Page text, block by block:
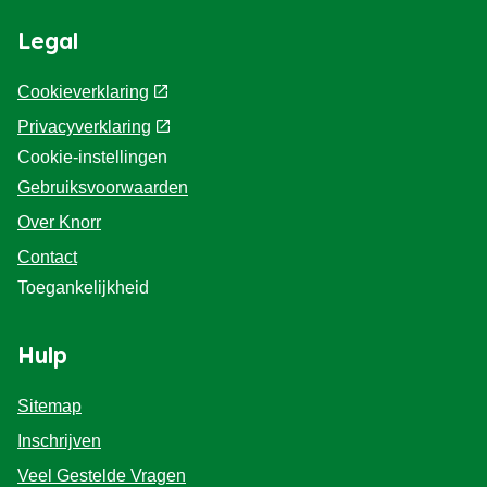
Legal
Cookieverklaring
Privacyverklaring
Cookie-instellingen
Gebruiksvoorwaarden
Over Knorr
Contact
Toegankelijkheid
Hulp
Sitemap
Inschrijven
Veel Gestelde Vragen